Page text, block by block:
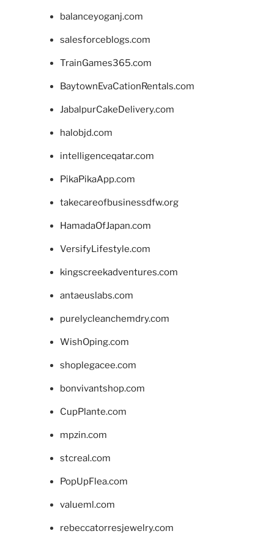
balanceyoganj.com
salesforceblogs.com
TrainGames365.com
BaytownEvaCationRentals.com
JabalpurCakeDelivery.com
halobjd.com
intelligenceqatar.com
PikaPikaApp.com
takecareofbusinessdfw.org
HamadaOfJapan.com
VersifyLifestyle.com
kingscreekadventures.com
antaeuslabs.com
purelycleanchemdry.com
WishOping.com
shoplegacee.com
bonvivantshop.com
CupPlante.com
mpzin.com
stcreal.com
PopUpFlea.com
valueml.com
rebeccatorresjewelry.com